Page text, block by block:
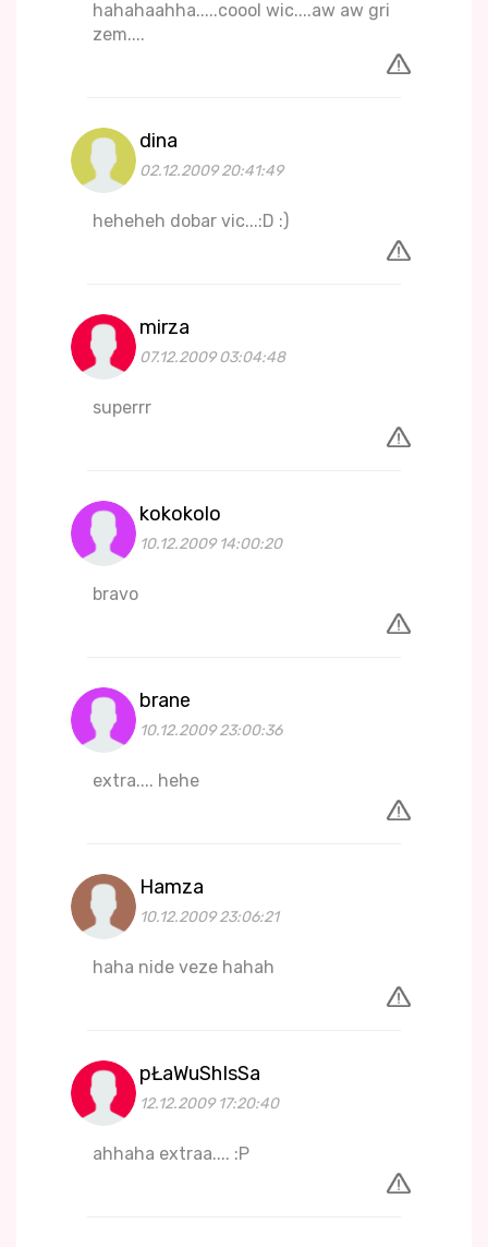
hahahaahha.....coool wic....aw aw gri
zem....
dina
02.12.2009 20:41:49
heheheh dobar vic...:D :)
mirza
07.12.2009 03:04:48
superrr
kokokolo
10.12.2009 14:00:20
bravo
brane
10.12.2009 23:00:36
extra.... hehe
Hamza
10.12.2009 23:06:21
haha nide veze hahah
pŁaWuShIsSa
12.12.2009 17:20:40
ahhaha extraa.... :P